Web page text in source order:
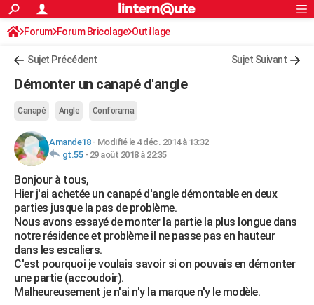
ACTUALITÉS
Politique
Société
Faits Divers
Education
Monde
Villes
+
AUTO
Essais
Réserver un essai
Citadines
Berlines
SUV
Forum auto
+HIGH-TECH
Mobiles
Meilleur smartphone
Internet
Ordinateurs
Jeux vidéo
Guide high-tech
+BRICOLAGE
Forum
Aménagement intérieur
Extérieur
Cuisine
Salle de bains
Jardinage
Rangement
WEEK-END
Guides de France
Escapades
Patrimoine
Expositions
Musées
Week-end nature
+LIFESTYLE
Art de vivre
Bien-être
Loisirs
Mode
Modes de vie
SANTE
Alimentation
Guide de la santé
Maladies
Médicaments
Sommeil
S'inscrire
Connexion
Forum Forum Bricolage Outillage
Sujet Précédent Sujet Suivant
Démonter un canapé d'angle
Canapé Angle Conforama
Amande18- Modifié le 4 déc. 2014 à 13:32
gt.55- 29 août 2018 à 22:35
Bonjour à tous,
Hier j'ai achetée un canapé d'angle démontable en deux
parties jusque la pas de problème.
Nous avons essayé de monter la partie la plus longue dans
notre résidence et problème il ne passe pas en hauteur
dans les escaliers.
C'est pourquoi je voulais savoir si on pouvais en démonter
une partie (accoudoir).
Malheureusement je n'ai n'y la marque n'y le modèle.